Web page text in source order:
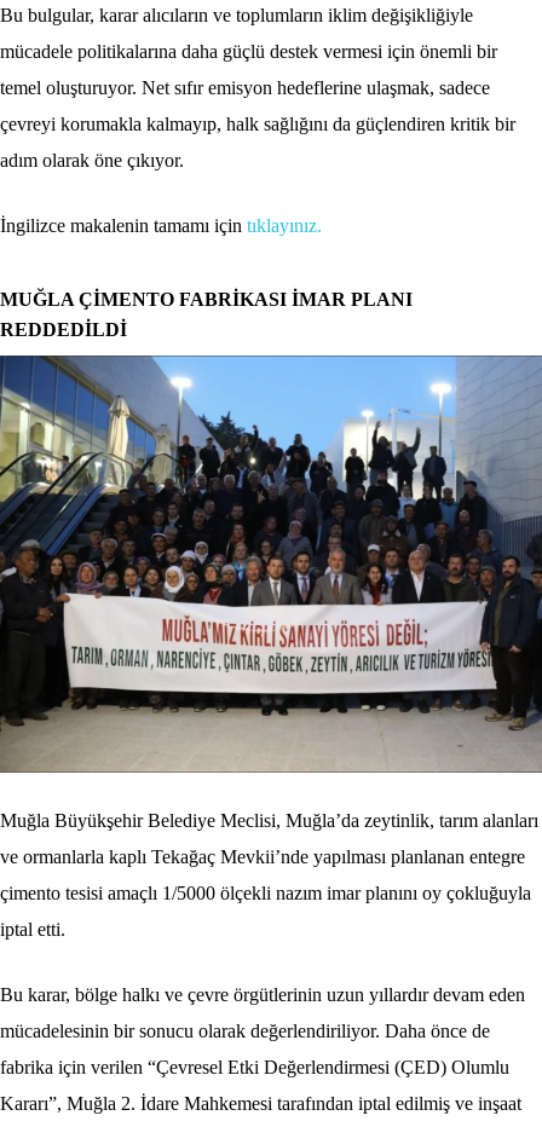
Bu bulgular, karar alıcıların ve toplumların iklim değişikliğiyle
mücadele politikalarına daha güçlü destek vermesi için önemli bir
temel oluşturuyor. Net sıfır emisyon hedeflerine ulaşmak, sadece
çevreyi korumakla kalmayıp, halk sağlığını da güçlendiren kritik bir
adım olarak öne çıkıyor.
İngilizce makalenin tamamı için tıklayınız.
MUĞLA ÇİMENTO FABRİKASI İMAR PLANI
REDDEDİLDİ
Muğla Büyükşehir Belediye Meclisi, Muğla’da zeytinlik, tarım alanları
ve ormanlarla kaplı Tekağaç Mevkii’nde yapılması planlanan entegre
çimento tesisi amaçlı 1/5000 ölçekli nazım imar planını oy çokluğuyla
iptal etti.
Bu karar, bölge halkı ve çevre örgütlerinin uzun yıllardır devam eden
mücadelesinin bir sonucu olarak değerlendiriliyor. Daha önce de
fabrika için verilen “Çevresel Etki Değerlendirmesi (ÇED) Olumlu
Kararı”, Muğla 2. İdare Mahkemesi tarafından iptal edilmiş ve inşaat